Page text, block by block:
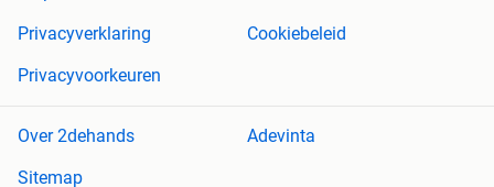
Privacyverklaring
Cookiebeleid
Privacyvoorkeuren
Over 2dehands
Adevinta
Sitemap